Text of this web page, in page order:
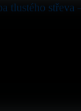
tlustého střeva